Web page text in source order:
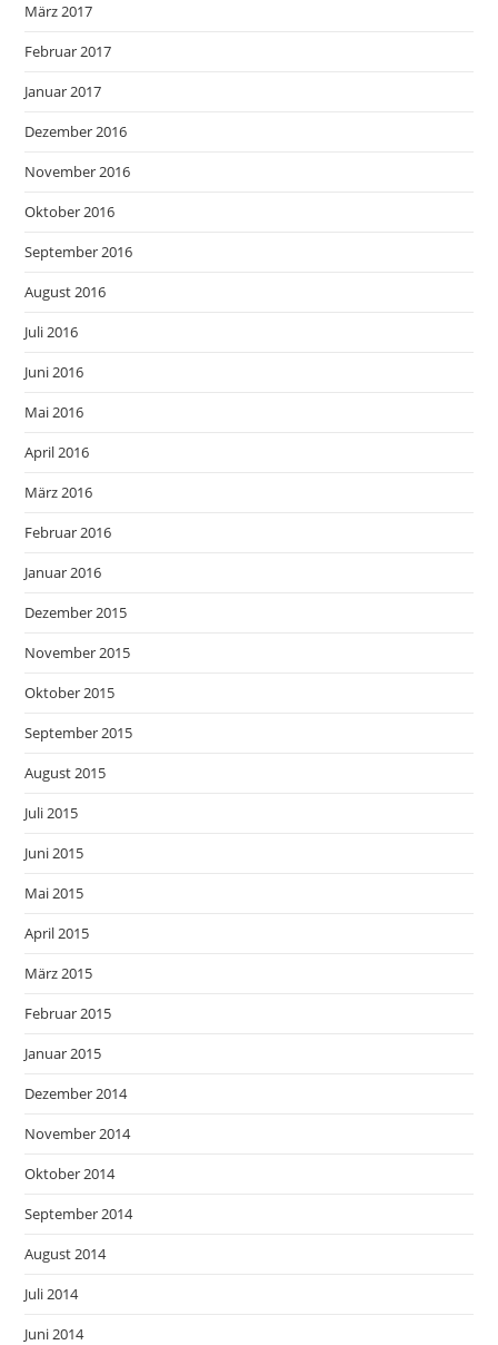
März 2017
Februar 2017
Januar 2017
Dezember 2016
November 2016
Oktober 2016
September 2016
August 2016
Juli 2016
Juni 2016
Mai 2016
April 2016
März 2016
Februar 2016
Januar 2016
Dezember 2015
November 2015
Oktober 2015
September 2015
August 2015
Juli 2015
Juni 2015
Mai 2015
April 2015
März 2015
Februar 2015
Januar 2015
Dezember 2014
November 2014
Oktober 2014
September 2014
August 2014
Juli 2014
Juni 2014